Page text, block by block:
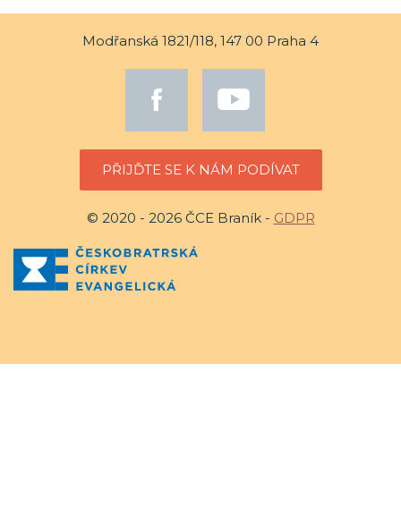
Modřanská 1821/118, 147 00 Praha 4
PŘIJĎTE SE K NÁM PODÍVAT
© 2020 - 2026 ČCE Braník - GDPR